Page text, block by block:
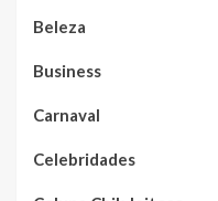
Beleza
Business
Carnaval
Celebridades